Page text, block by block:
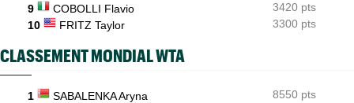
9
COBOLLI Flavio
3420 pts
10
FRITZ Taylor 3300 pts
CLASSEMENT MONDIAL WTA
1 SABALENKA Aryna
8550 pts